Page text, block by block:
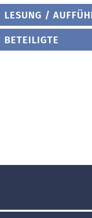
LESUNG /
BETEILIGTE